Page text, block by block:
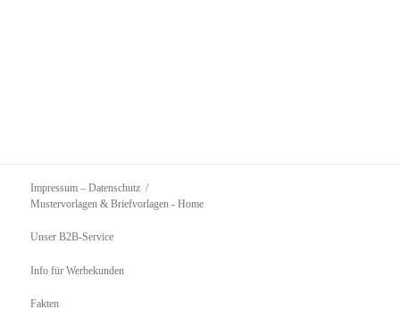
Impressum – Datenschutz
Mustervorlagen & Briefvorlagen - Home
Unser B2B-Service
Info für Werbekunden
Fakten